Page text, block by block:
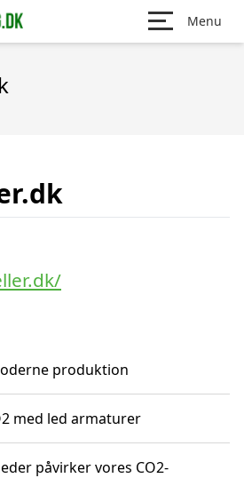
Menu
produktion
med led armaturer
påvirker vores CO2-